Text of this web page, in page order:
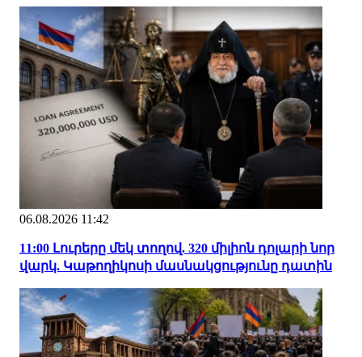
06.08.2026 11:42
11:00 Լուրերը մեկ տողով. 320 միլիոն դոլարի նոր
վարկ. Կաթողիկոսի մասնակցությունը դատին